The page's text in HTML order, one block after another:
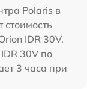
Polaris в
стоимость
IDR 30V.
30V по
3 часа при